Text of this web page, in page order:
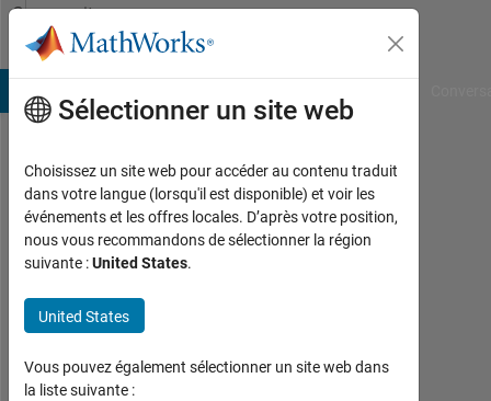
Passer au contenu
Community
Profile
Shane
Dept.
of
Navy
-
NAVAIR
Sélectionner un site web
Choisissez un site web pour accéder au contenu traduit
dans votre langue (lorsqu'il est disponible) et voir les
événements et les offres locales. D’après votre position,
nous vous recommandons de sélectionner la région
suivante :United States.
United States
Vous pouvez également sélectionner un site web dans
la liste suivante :